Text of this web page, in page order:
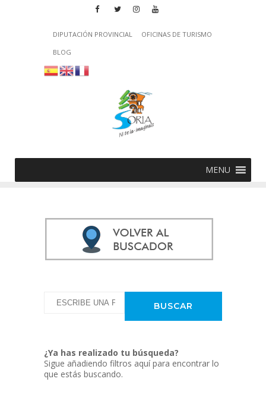
DIPUTACIÓN PROVINCIAL
OFICINAS DE TURISMO
BLOG
MENU
¿Ya has realizado tu búsqueda?
Sigue añadiendo filtros aquí para encontrar lo
que estás buscando.